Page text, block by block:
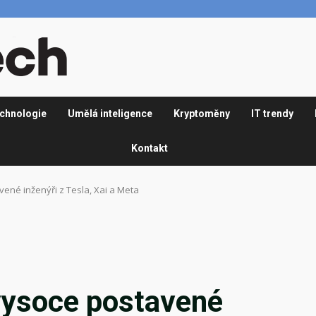
Umělá inteligence Kryptoměny IT trendy
Kontakt
inženýři z Tesla, Xai a Meta
postavené